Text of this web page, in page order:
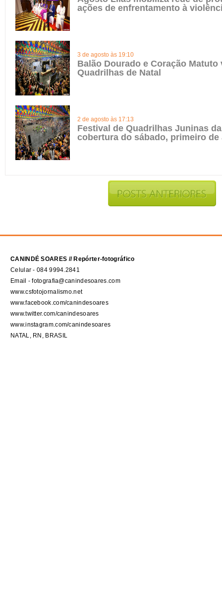
ações de enfrentamento à
3 de agosto às 19:10
Balão Dourado e Coração Matuto
Quadrilhas de Natal
2 de agosto às 17:13
Festival de Quadrilhas Juninas
cobertura do sábado, primeiro de
CANINDÉ SOARES // Repórter-fotográfico
Celular - 084 9994.2841
Email - fotografia@canindesoares.com
www.csfotojornalismo.net
www.facebook.com/canindesoares
www.twitter.com/canindesoares
www.instagram.com/canindesoares
NATAL, RN, BRASIL